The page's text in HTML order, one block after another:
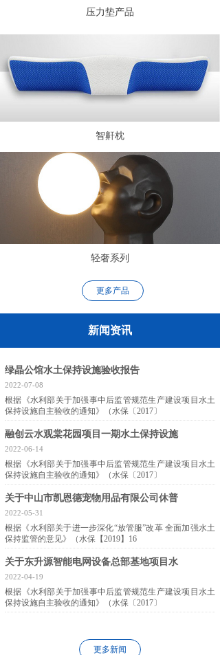
压力垫产品
智鼾枕
轻奢系列
更多产品
新闻资讯
绿晶公馆水土保持设施验收报告
2022-07-08
根据《水利部关于加强事中后监管规范生产建设项目水土
保持设施自主验收的通知》（水保〔2017〕
融创云水观棠花园项目一期水土保持设施
2022-06-14
根据《水利部关于加强事中后监管规范生产建设项目水土
保持设施自主验收的通知》（水保〔2017〕
关于中山市凯恩德宠物用品有限公司休普
2022-05-31
根据《水利部关于进一步深化“放管服”改革 全面加强水土
保持监管的意见》（水保【2019】16
关于东升源智能电网设备总部基地项目水
2022-04-19
根据《水利部关于加强事中后监管规范生产建设项目水土
保持设施自主验收的通知》（水保〔2017〕
更多新闻